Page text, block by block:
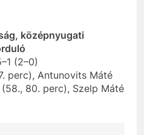
középnyugati
(2–0)
perc), Antunovits Máté
80. perc), Szelp Máté